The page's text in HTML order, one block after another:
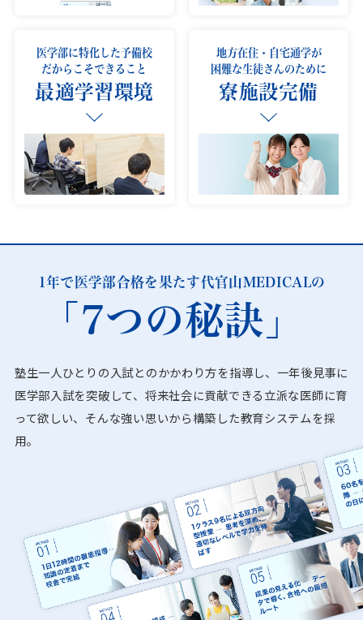
医学部に特化した予備校
だからこそできること
最適学習環境
地方在住・自宅通学が
困難な生徒さんのために
寮施設完備
1年で医学部合格を果たす代官山MEDICALの
「7つの秘訣」
塾生一人ひとりの入試とのかかわり方を指導し、一年後見事に
医学部入試を突破して、将来社会に貢献できる立派な医師に育
って欲しい、そんな強い思いから構築した教育システムを採
用。